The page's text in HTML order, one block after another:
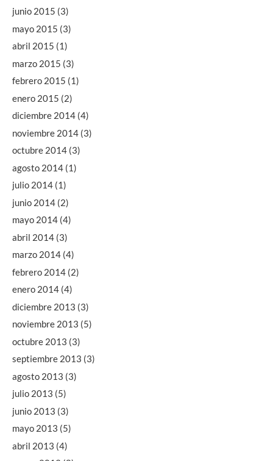
junio 2015 (3)
mayo 2015 (3)
abril 2015 (1)
marzo 2015 (3)
febrero 2015 (1)
enero 2015 (2)
diciembre 2014 (4)
noviembre 2014 (3)
octubre 2014 (3)
agosto 2014 (1)
julio 2014 (1)
junio 2014 (2)
mayo 2014 (4)
abril 2014 (3)
marzo 2014 (4)
febrero 2014 (2)
enero 2014 (4)
diciembre 2013 (3)
noviembre 2013 (5)
octubre 2013 (3)
septiembre 2013 (3)
agosto 2013 (3)
julio 2013 (5)
junio 2013 (3)
mayo 2013 (5)
abril 2013 (4)